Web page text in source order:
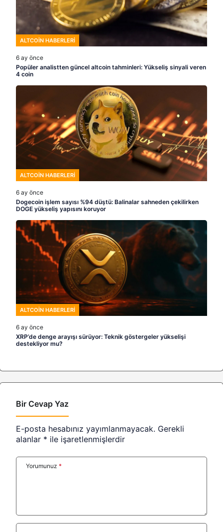
ALTCOIN HABERLERI
6 ay önce
Popüler analistten güncel altcoin tahminleri: Yükseliş sinyali veren
4 coin
ALTCOIN HABERLERI
6 ay önce
Dogecoin işlem sayısı %94 düştü: Balinalar sahneden çekilirken
DOGE yükseliş yapısını koruyor
ALTCOIN HABERLERI
6 ay önce
XRP’de denge arayışı sürüyor: Teknik göstergeler yükselişi
destekliyor mu?
Bir Cevap Yaz
E-posta hesabınız yayımlanmayacak. Gerekli
alanlar * ile işaretlenmişlerdir
Yorumunuz *